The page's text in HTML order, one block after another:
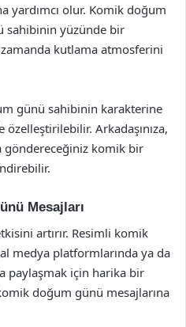
yardımcı olur. Komik doğum
sahibinin yüzünde bir
kutlama atmosferini
günü sahibinin karakterine
Arkadaşınıza,
göndereceğiniz komik bir
Mesajları
artırır. Resimli komik
medya platformlarında ya da
paylaşmak için harika bir
doğum günü mesajlarına